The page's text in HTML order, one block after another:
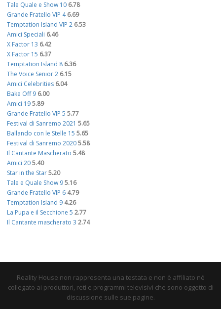
Tale Quale e Show 10 6.78
Grande Fratello VIP 4 6.69
Temptation Island VIP 2 6.53
Amici Speciali 6.46
X Factor 13 6.42
X Factor 15 6.37
Temptation Island 8 6.36
The Voice Senior 2 6.15
Amici Celebrities 6.04
Bake Off 9 6.00
Amici 195.89
Grande Fratello VIP 5 5.77
Festival di Sanremo 2021 5.65
Ballando con le Stelle 15 5.65
Festival di Sanremo 20205.58
Il Cantante Mascherato 5.48
Amici 205.40
Star in the Star5.20
Tale e Quale Show 95.16
Grande Fratello VIP 6 4.79
Temptation Island 9 4.26
La Pupa e il Secchione 5 2.77
Il Cantante mascherato 3 2.74
Reality House non rappresenta una testata e non è affiliato né
collegato ai produttori, reti e programmi televisivi che sono oggetto di
discussione sulle sue pagine.